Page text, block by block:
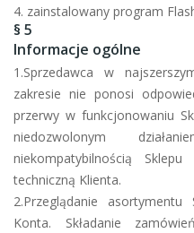
4. zainstalowany program
§ 5
Informacje ogólne
1.Sprzedawca w
zakresie nie ponosi
przerwy w funkcjonowaniu
niedozwolonym
niekompatybilnością
techniczną Klienta.
2.Przeglądanie
Konta. Składanie